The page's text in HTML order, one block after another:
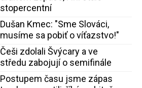
stopercentní
Dušan Kmec: "Sme Slováci,
musíme sa pobiť o víťazstvo!"
Češi zdolali Švýcary a ve
středu zabojují o semifinále
Postupem času jsme zápas